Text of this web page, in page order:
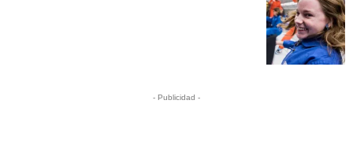
- Publicidad -